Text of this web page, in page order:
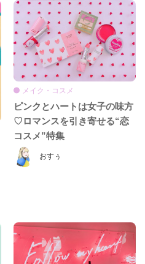
おすぅ
メイク・コスメ
ピンクとハートは女子の味方
♡ロマンスを引き寄せる“恋
コスメ”特集